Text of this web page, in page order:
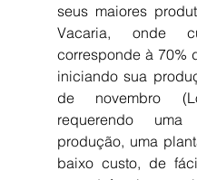
seus maiores
Vacaria, onde
corresponde à 70%
iniciando sua
de novembro
requerendo
produção, uma
baixo custo, de